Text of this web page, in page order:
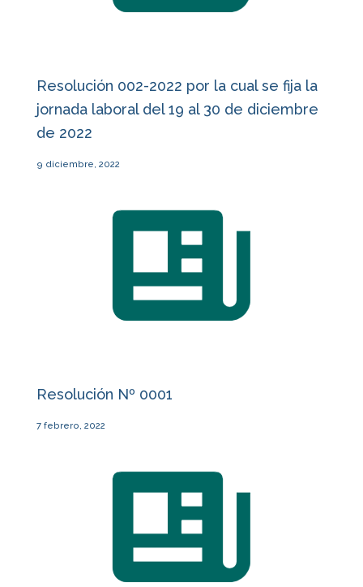
Resolución 002-2022 por la cual se fija la
jornada laboral del 19 al 30 de diciembre
de 2022
9 diciembre, 2022
Resolución Nº 0001
7 febrero, 2022